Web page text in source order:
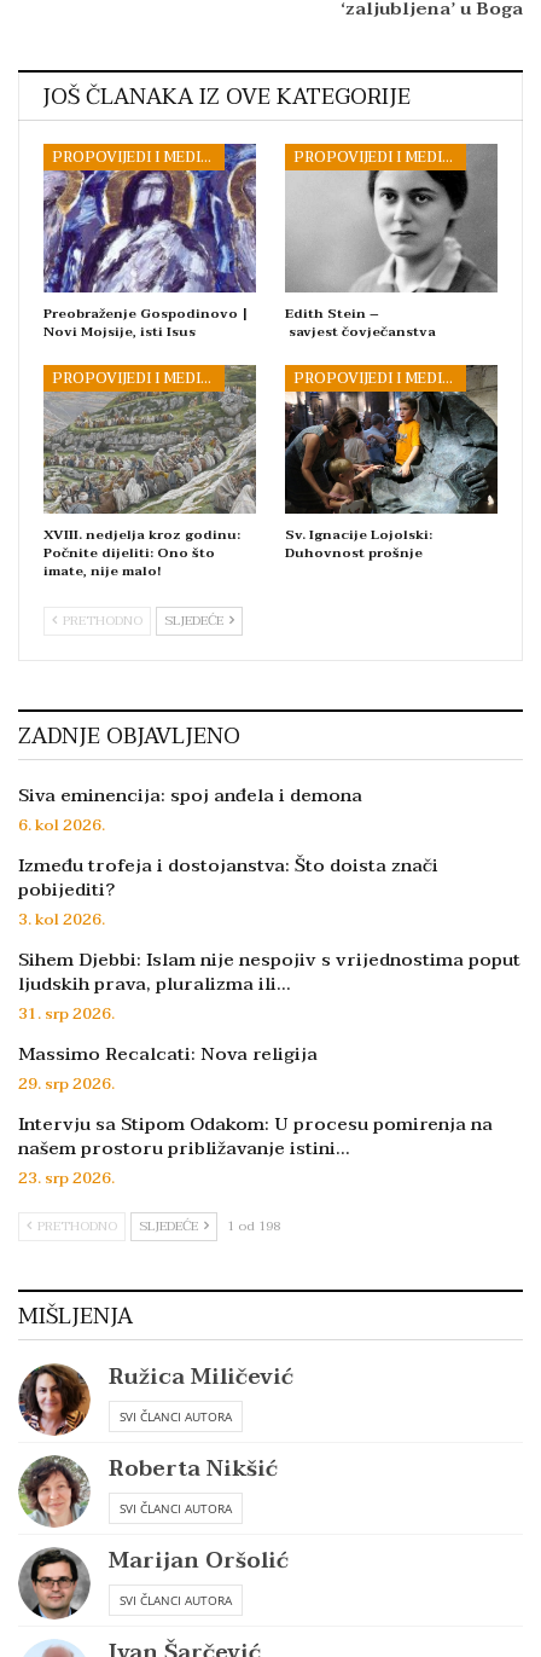
‘zaljubljena’ u Boga
JOŠ ČLANAKA IZ OVE KATEGORIJE
PROPOVIJEDI I MEDITACIJE
Preobraženje Gospodinovo |
Novi Mojsije, isti Isus
PROPOVIJEDI I MEDITACIJE
Edith Stein –
savjest čovječanstva
PROPOVIJEDI I MEDITACIJE
XVIII. nedjelja kroz godinu:
Počnite dijeliti: Ono što
imate, nije malo!
PROPOVIJEDI I MEDITACIJE
Sv. Ignacije Lojolski:
Duhovnost prošnje
PRETHODNO SLJEDEĆE
ZADNJE OBJAVLJENO
Siva eminencija: spoj anđela i demona
6. kol 2026.
Između trofeja i dostojanstva: Što doista znači
pobijediti?
3. kol 2026.
Sihem Djebbi: Islam nije nespojiv s vrijednostima poput
ljudskih prava, pluralizma ili…
31. srp 2026.
Massimo Recalcati: Nova religija
29. srp 2026.
Intervju sa Stipom Odakom: U procesu pomirenja na
našem prostoru približavanje istini…
23. srp 2026.
PRETHODNO SLJEDEĆE 1 od 198
MIŠLJENJA
Ružica Miličević
SVI ČLANCI AUTORA
Roberta Nikšić
SVI ČLANCI AUTORA
Marijan Oršolić
SVI ČLANCI AUTORA